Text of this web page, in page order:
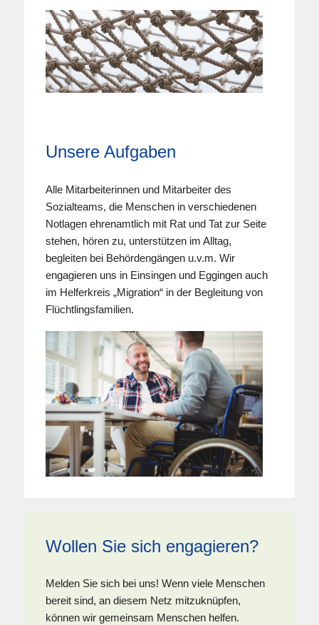
Unsere Aufgaben
Alle Mitarbeiterinnen und Mitarbeiter des
Sozialteams, die Menschen in verschiedenen
Notlagen ehrenamtlich mit Rat und Tat zur Seite
stehen, hören zu, unterstützen im Alltag,
begleiten bei Behördengängen u.v.m. Wir
engagieren uns in Einsingen und Eggingen auch
im Helferkreis „Migration“ in der Begleitung von
Flüchtlingsfamilien.
Wollen Sie sich engagieren?
Melden Sie sich bei uns! Wenn viele Menschen
bereit sind, an diesem Netz mitzuknüpfen,
können wir gemeinsam Menschen helfen.